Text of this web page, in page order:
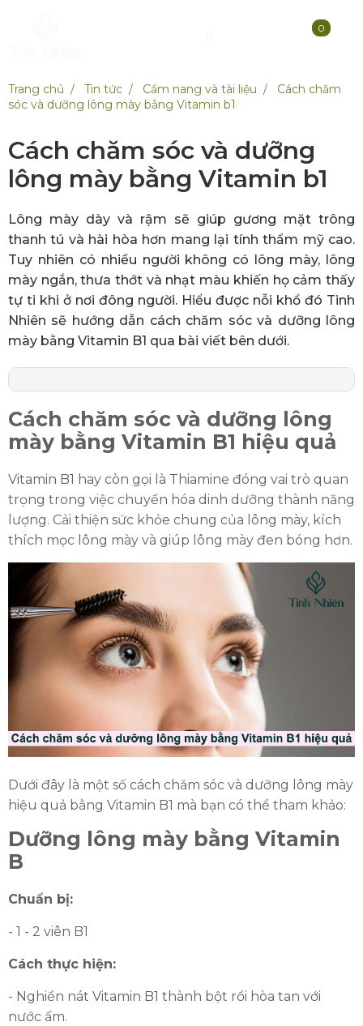
0
Trang chủ Tin tức Cẩm nang và tài liệu
Cách chăm
sóc và dưỡng lông mày bằng Vitamin b1
Cách chăm sóc và dưỡng
lông mày bằng Vitamin b1
Lông mày dày và rậm sẽ giúp gương mặt trông
thanh tú và hài hòa hơn mang lại tính thẩm mỹ cao.
Tuy nhiên có nhiều người không có lông mày, lông
mày ngắn, thưa thớt và nhạt màu khiến họ cảm thấy
tự ti khi ở nơi đông người. Hiểu được nỗi khổ đó Tinh
Nhiên sẽ hướng dẫn cách chăm sóc và dưỡng lông
mày bằng Vitamin B1 qua bài viết bên dưới.
Cách chăm sóc và dưỡng lông
mày bằng Vitamin B1 hiệu quả
Vitamin B1 hay còn gọi là Thiamine đóng vai trò quan
trọng trong việc chuyển hóa dinh dưỡng thành năng
lượng. Cải thiện sức khỏe chung của lông mày, kích
thích mọc lông mày và giúp lông mày đen bóng hơn.
Dưới đây là một số cách chăm sóc và dưỡng lông mày
hiệu quả bằng Vitamin B1 mà bạn có thể tham khảo:
Dưỡng lông mày bằng Vitamin
B
Chuẩn bị:
- 1 - 2 viên B1
Cách thực hiện:
- Nghiền nát Vitamin B1 thành bột rồi hòa tan với
nước ấm.
ĐĂNG KÝ TƯ VẤN MIỄN PHÍ